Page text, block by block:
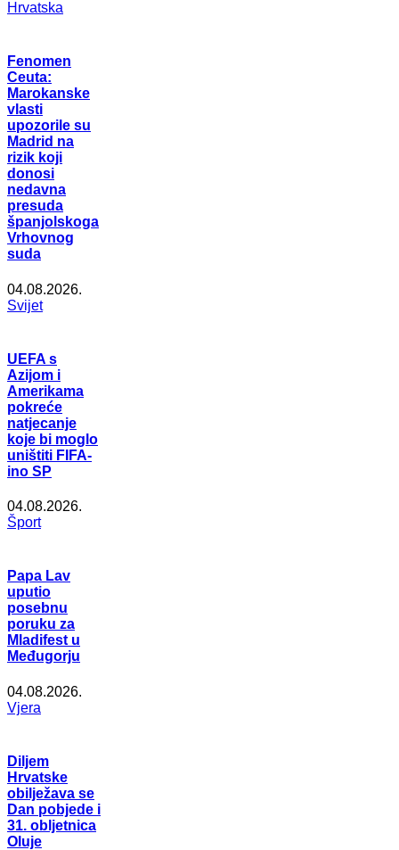
Hrvatska
Fenomen
Ceuta:
Marokanske
vlasti
upozorile su
Madrid na
rizik koji
donosi
nedavna
presuda
španjolskoga
Vrhovnog
suda
04.08.2026.
Svijet
UEFA s
Azijom i
Amerikama
pokreće
natjecanje
koje bi moglo
uništiti FIFA-
ino SP
04.08.2026.
Šport
Papa Lav
uputio
posebnu
poruku za
Mladifest u
Međugorju
04.08.2026.
Vjera
Diljem
Hrvatske
obilježava se
Dan pobjede i
31. obljetnica
Oluje